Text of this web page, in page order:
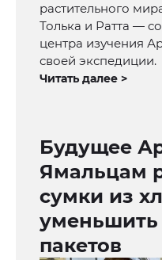
растительного
Толька и Ратта —
центра изучения
своей экспедиции.
Читать далее >
Будущее
Ямальцам
сумки из
уменьшить
пакетов